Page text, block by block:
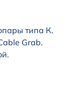
типа К.
Grab.